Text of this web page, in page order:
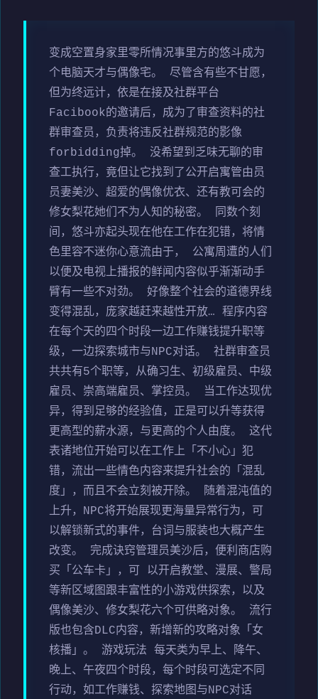
变成空置身家里零所情况事里方的悠斗成为
个电脑天才与偶像宅。 尽管含有些不甘愿，
但为终远计，依是在接及社群平台
Facibook的邀请后，成为了审查资料的社
群审查员，负责将违反社群规范的影像
forbidding掉。 没希望到乏味无聊的审
查工执行，竟但让它找到了公开启寓管由员
员妻美沙、超爱的偶像优衣、还有教可会的
修女梨花她们不为人知的秘密。 同数个刻
间，悠斗亦起头现在他在工作在犯错，将情
色里容不迷你心意流由于， 公寓周遭的人们
以便及电视上播报的鲜闻内容似乎渐渐动手
臂有一些不对劲。 好像整个社会的道德界线
变得混乱，庞家越赶来越性开放… 程序内容
在每个天的四个时段一边工作赚钱提升职等
级，一边探索城市与NPC对话。 社群审查员
共共有5个职等，从确习生、初级雇员、中级
雇员、崇高端雇员、掌控员。 当工作达现优
异，得到足够的经验值，正是可以升等获得
更高型的薪水源，与更高的个人由度。 这代
表诸地位开始可以在工作上「不小心」犯
错，流出一些情色内容来提升社会的「混乱
度」，而且不会立刻被开除。 随着混沌值的
上升，NPC将开始展现更海量异常行为，可
以解锁新式的事件，台词与服装也大概产生
改变。 完成诀窍管理员美沙后，便利商店购
买「公车卡」，可 以开启教堂、漫展、警局
等新区域图跟丰富性的小游戏供探索，以及
偶像美沙、修女梨花六个可供略对象。 流行
版也包含DLC内容，新增新的攻略对象「女
核播」。 游戏玩法 每天类为早上、降午、
晚上、午夜四个时段，每个时段可选定不同
行动，如工作赚钱、探索地图与NPC对话